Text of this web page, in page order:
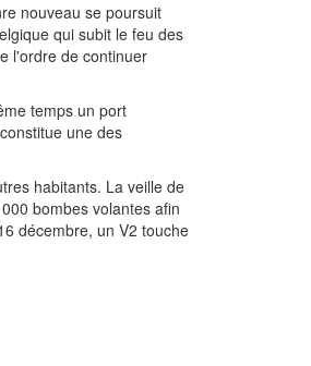
nouveau se poursuit
qui subit le feu des
l'ordre de continuer
temps un port
une des
habitants. La veille de
bombes volantes afin
décembre, un V2 touche